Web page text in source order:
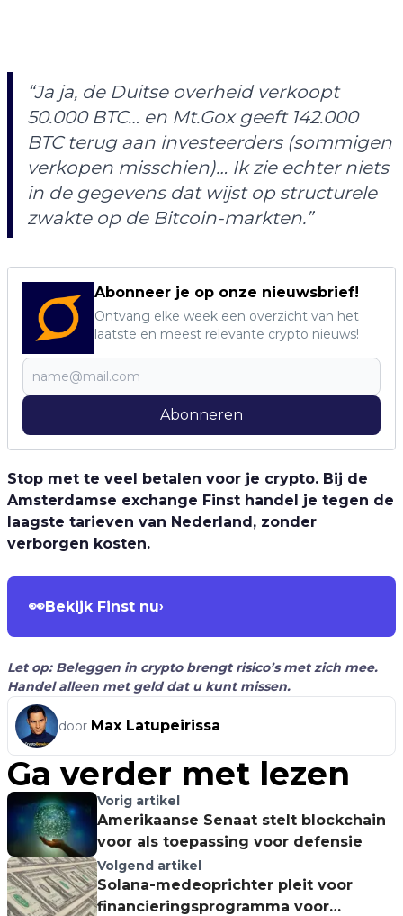
“Ja ja, de Duitse overheid verkoopt
50.000 BTC… en Mt.Gox geeft 142.000
BTC terug aan investeerders (sommigen
verkopen misschien)… Ik zie echter niets
in de gegevens dat wijst op structurele
zwakte op de Bitcoin-markten.”
Abonneer je op onze nieuwsbrief!
Ontvang elke week een overzicht van het
laatste en meest relevante crypto nieuws!
Abonneren
Stop met te veel betalen voor je crypto. Bij de
Amsterdamse exchange Finst handel je tegen de
laagste tarieven van Nederland, zonder
verborgen kosten.
👀Bekijk Finst nu›
Let op: Beleggen in crypto brengt risico’s met zich mee.
Handel alleen met geld dat u kunt missen.
door Max Latupeirissa
Ga verder met lezen
Vorig artikel
Amerikaanse Senaat stelt blockchain
voor als toepassing voor defensie
Volgend artikel
Solana-medeoprichter pleit voor
financieringsprogramma voor